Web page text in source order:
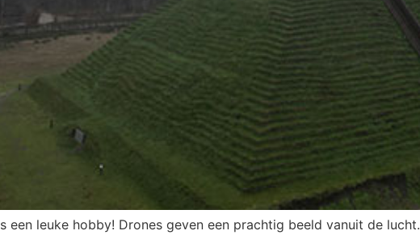
een leuke hobby! Drones geven een prachtig beeld vanuit de lucht.